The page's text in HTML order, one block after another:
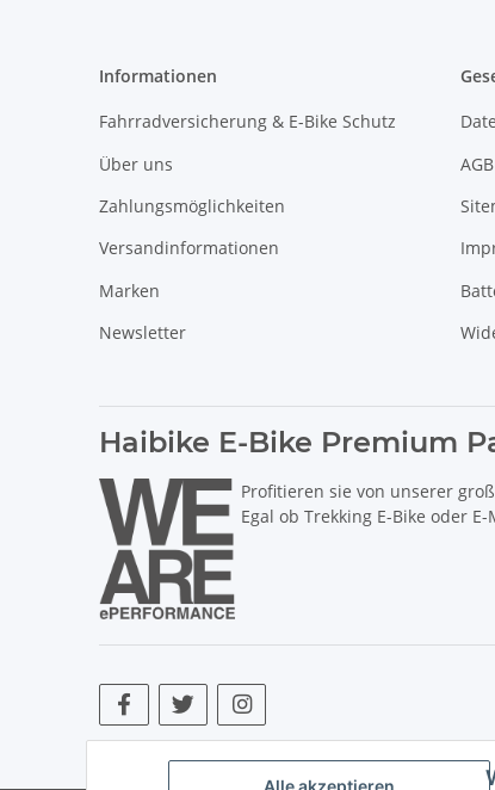
Alle akzeptieren
Informationen
Fahrradversicherung & E-Bike Schutz
Über uns
Zahlungsmöglichkeiten
Versandinformationen
Marken
Newsletter
AGB
Haibike E-Bike Premium
Profitieren sie von unserer
Egal ob Trekking E-Bike oder
* Alle Preise inkl. gesetzlicher USt., zzgl.Versand. **